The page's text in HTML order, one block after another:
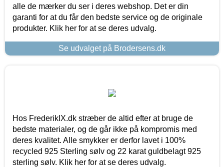
alle de mærker du ser i deres webshop. Det er din
garanti for at du får den bedste service og de originale
produkter. Klik her for at se deres udvalg.
Se udvalget på Brodersens.dk
Hos FrederikIX.dk stræber de altid efter at bruge de
bedste materialer, og de går ikke på kompromis med
deres kvalitet. Alle smykker er derfor lavet i 100%
recycled 925 Sterling sølv og 22 karat guldbelagt 925
sterling sølv. Klik her for at se deres udvalg.